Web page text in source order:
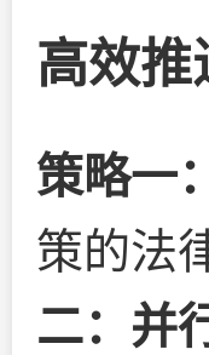
高效推
策略一
策的法
二：并